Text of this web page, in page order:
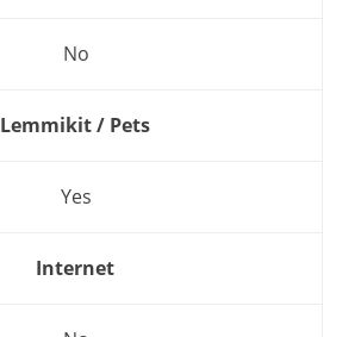
No
Lemmikit / Pets
Yes
Internet